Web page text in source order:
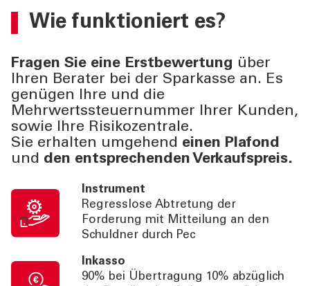
Wie funktioniert es?
Fragen Sie eine Erstbewertung über
Ihren Berater bei der Sparkasse an. Es
genügen Ihre und die
Mehrwertssteuernummer Ihrer Kunden,
sowie Ihre Risikozentrale.
Sie erhalten umgehend einen Plafond
und den entsprechenden Verkaufspreis.
Instrument
Regresslose Abtretung der
Forderung mit Mitteilung an den
Schuldner durch Pec
Inkasso
90% bei Übertragung 10% abzüglich